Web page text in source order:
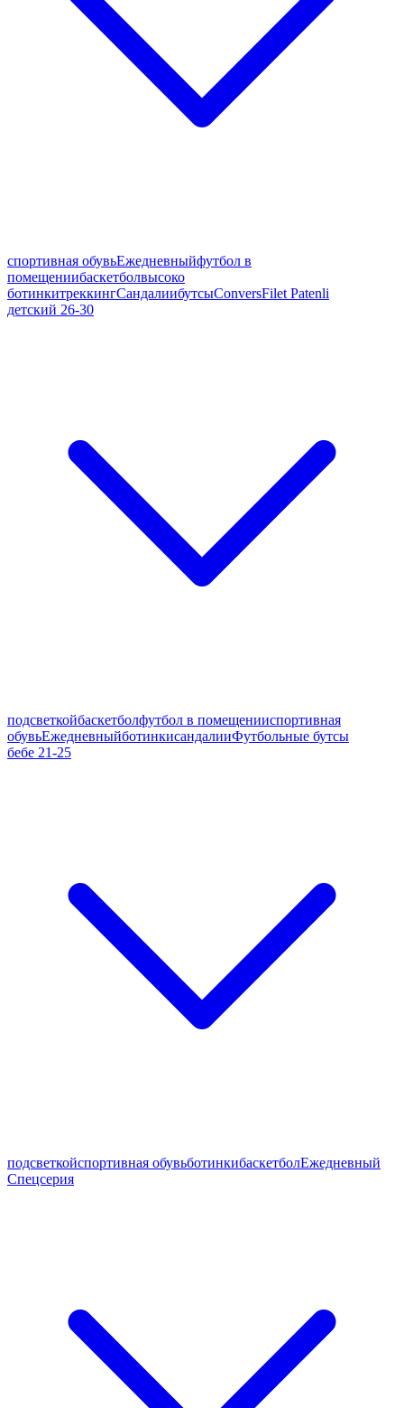
спортивная обувьЕжедневныйфутбол в
помещениибаскетболвысоко
ботинкитреккингСандалиибутсыConversFilet Patenli
детский 26-30
подсветкойбаскетболфутбол в помещенииспортивная
обувьЕжедневныйботинкисандалииФутбольные бутсы
бебе 21-25
подсветкойспортивная обувьботинкибаскетболЕжедневный
Спецсерия